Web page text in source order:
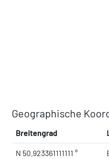
Geographische
Breitengrad
N 50.923361111111 °